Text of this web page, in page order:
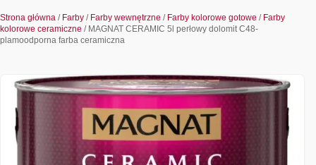
Strona główna / Farby / Farby wewnętrzne / Farby kolorowe gotowe / Farby
kolorowe ceramiczne / MAGNAT CERAMIC 5l perłowy dolomit C48-
plamoodporna farba ceramiczna